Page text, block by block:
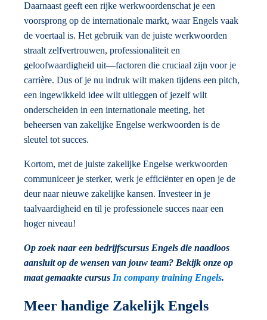
Daarnaast geeft een rijke werkwoordenschat je een
voorsprong op de internationale markt, waar Engels vaak
de voertaal is. Het gebruik van de juiste werkwoorden
straalt zelfvertrouwen, professionaliteit en
geloofwaardigheid uit—factoren die cruciaal zijn voor je
carrière. Dus of je nu indruk wilt maken tijdens een pitch,
een ingewikkeld idee wilt uitleggen of jezelf wilt
onderscheiden in een internationale meeting, het
beheersen van zakelijke Engelse werkwoorden is de
sleutel tot succes.
Kortom, met de juiste zakelijke Engelse werkwoorden
communiceer je sterker, werk je efficiënter en open je de
deur naar nieuwe zakelijke kansen. Investeer in je
taalvaardigheid en til je professionele succes naar een
hoger niveau!
Op zoek naar een bedrijfscursus Engels die naadloos
aansluit op de wensen van jouw team? Bekijk onze op
maat gemaakte cursus In company training Engels.
Meer handige Zakelijk Engels